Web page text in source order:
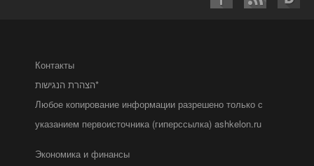
Контакты
הצהרת הנגישות*
Любое копирование информации разрешено только с
указанием первоисточника (гиперссылка) ashkelon.ru
Экономика и финансы